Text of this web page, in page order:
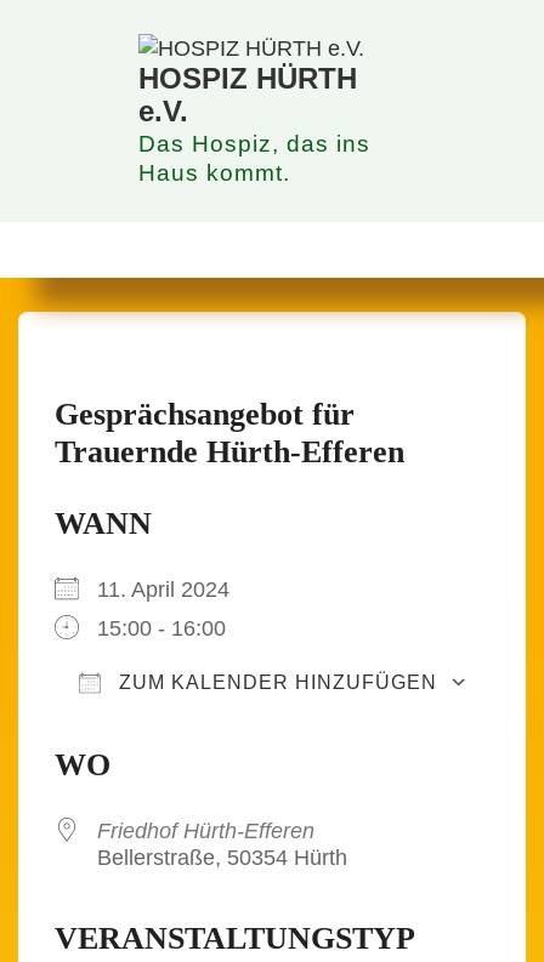
HOSPIZ HÜRTH
e.V.
Das Hospiz, das ins
Haus kommt.
Gesprächsangebot für
Trauernde Hürth-Efferen
WANN
11. April 2024
15:00 - 16:00
ZUM KALENDER HINZUFÜGEN
WO
Friedhof Hürth-Efferen
Bellerstraße, 50354 Hürth
VERANSTALTUNGSTYP